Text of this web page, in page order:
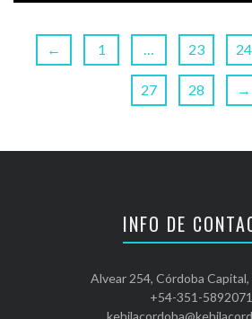
← 1 … 23 24
27 28 →
INFO DE
Alvear 254, Córdoba
+54-351-5892071